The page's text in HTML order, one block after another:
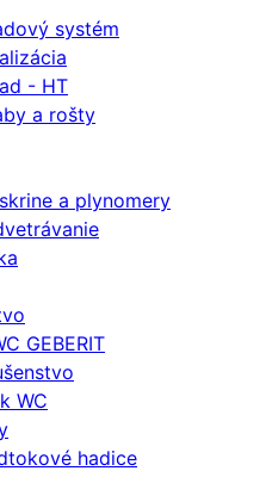
systém
- HT
a rošty
a plynomery
GEBERIT
WC
hadice